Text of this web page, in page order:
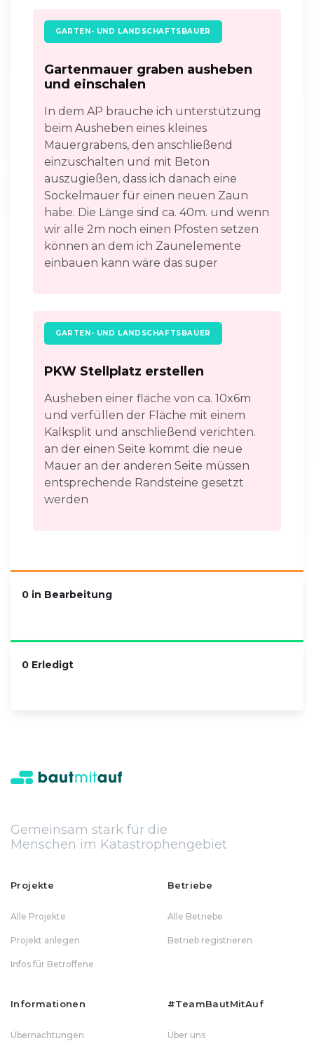
GARTEN- UND LANDSCHAFTSBAUER
Gartenmauer graben ausheben
und einschalen
In dem AP brauche ich unterstützung
beim Ausheben eines kleines
Mauergrabens, den anschließend
einzuschalten und mit Beton
auszugießen, dass ich danach eine
Sockelmauer für einen neuen Zaun
habe. Die Länge sind ca. 40m. und wenn
wir alle 2m noch einen Pfosten setzen
können an dem ich Zaunelemente
einbauen kann wäre das super
GARTEN- UND LANDSCHAFTSBAUER
PKW Stellplatz erstellen
Ausheben einer fläche von ca. 10x6m
und verfüllen der Fläche mit einem
Kalksplit und anschließend verichten.
an der einen Seite kommt die neue
Mauer an der anderen Seite müssen
entsprechende Randsteine gesetzt
werden
0 in Bearbeitung
0 Erledigt
Gemeinsam stark für die
Menschen im Katastrophengebiet
Projekte
Alle Projekte
Projekt anlegen
Infos für Betroffene
Betriebe
Alle Betriebe
Betrieb registrieren
Informationen
Übernachtungen
#teamBautMitAuf
Über uns